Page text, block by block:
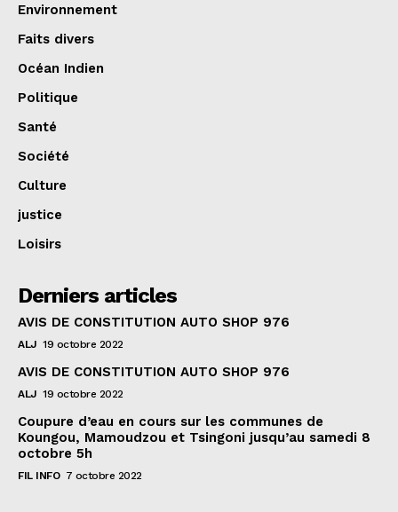
Environnement
Faits divers
Océan Indien
Politique
Santé
Société
Culture
justice
Loisirs
Derniers articles
AVIS DE CONSTITUTION AUTO SHOP 976
ALJ 19 octobre 2022
AVIS DE CONSTITUTION AUTO SHOP 976
ALJ 19 octobre 2022
Coupure d’eau en cours sur les communes de
Koungou, Mamoudzou et Tsingoni jusqu’au samedi 8
octobre 5h
FIL INFO 7 octobre 2022